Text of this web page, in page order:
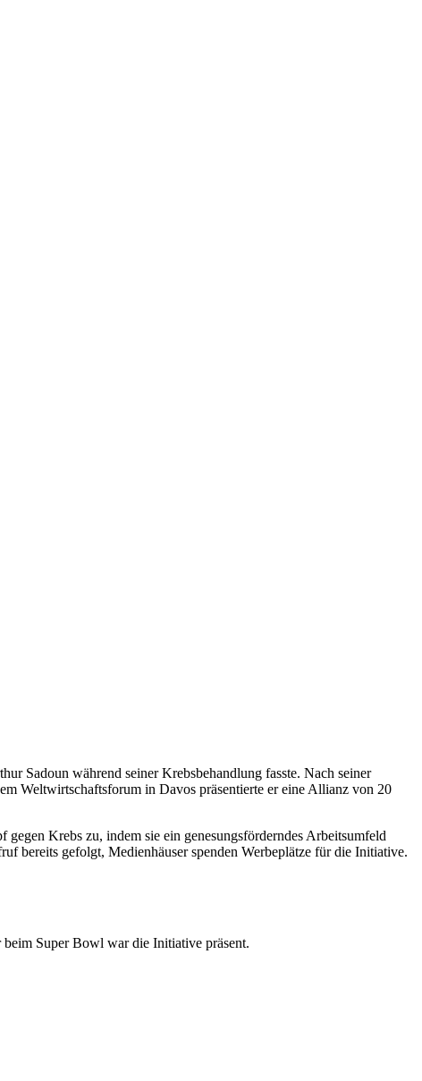
Sadoun während seiner Krebsbehandlung fasste. Nach seiner
Weltwirtschaftsforum in Davos präsentierte er eine Allianz von 20
Krebs zu, indem sie ein genesungsförderndes Arbeitsumfeld
bereits gefolgt, Medienhäuser spenden Werbeplätze für die Initiative.
beim Super Bowl war die Initiative präsent.